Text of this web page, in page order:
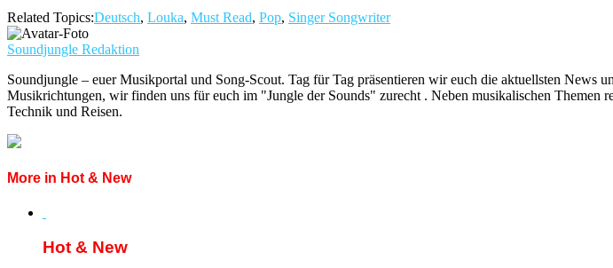
Related Topics:Deutsch, Louka, Must Read, Pop, Singer Songwriter
Soundjungle Redaktion
Soundjungle – euer Musikportal und Song-Scout. Tag für Tag präsentieren wir euch die aktuellsten
Musikrichtungen, wir finden uns für euch im "Jungle der Sounds" zurecht . Neben musikalischen Themen
Technik und Reisen.
More in Hot & New
Hot & New